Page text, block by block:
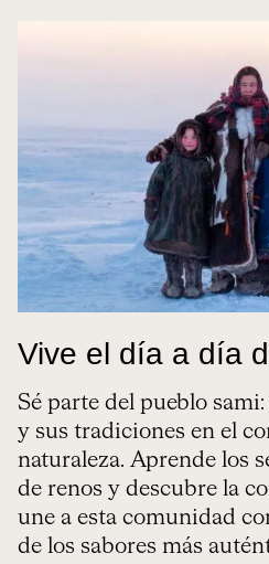
Vive el día a día
Sé parte del pueblo
y sus tradiciones en el
naturaleza. Aprende los
de renos y descubre la
une a esta comunidad
de los sabores más